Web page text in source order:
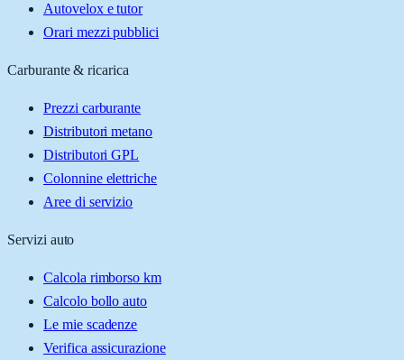
Autovelox e tutor
Orari mezzi pubblici
Carburante & ricarica
Prezzi carburante
Distributori metano
Distributori GPL
Colonnine elettriche
Aree di servizio
Servizi auto
Calcola rimborso km
Calcolo bollo auto
Le mie scadenze
Verifica assicurazione